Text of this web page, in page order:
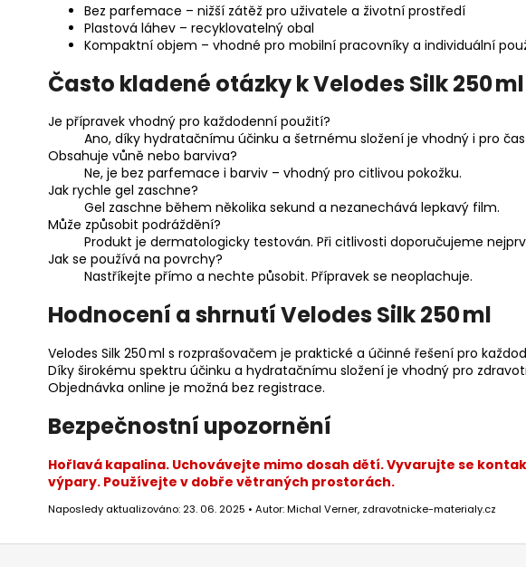
Bez parfemace – nižší zátěž pro uživatele a životní prostředí
Plastová láhev – recyklovatelný obal
Kompaktní objem – vhodné pro mobilní pracovníky a individuální
Často kladené otázky k Velodes Silk 250
Je přípravek vhodný pro každodenní použití?
Ano, díky hydratačnímu účinku a šetrnému složení je vhodný i pro
Obsahuje vůně nebo barviva?
Ne, je bez parfemace i barviv – vhodný pro citlivou pokožku.
Jak rychle gel zaschne?
Gel zaschne během několika sekund a nezanechává lepkavý film.
Může způsobit podráždění?
Produkt je dermatologicky testován. Při citlivosti doporučujeme
Jak se používá na povrchy?
Nastříkejte přímo a nechte působit. Přípravek se neoplachuje.
Hodnocení a shrnutí Velodes Silk 250 ml
Velodes Silk 250 ml s rozprašovačem je praktické a účinné řešení pro
Díky širokému spektru účinku a hydratačnímu složení je vhodný pro
Objednávka online je možná bez registrace.
Bezpečnostní upozornění
Hořlavá kapalina. Uchovávejte mimo dosah dětí. Vyvarujte se
výpary. Používejte v dobře větraných prostorách.
Naposledy aktualizováno: 23. 06. 2025 • Autor: Michal Verner, zdravotnicke-materialy.cz